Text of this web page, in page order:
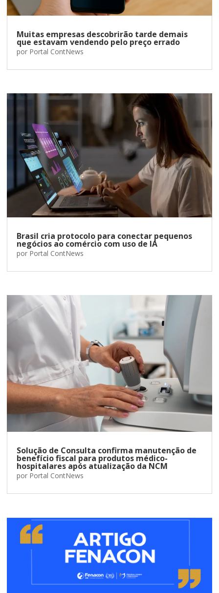
Muitas empresas descobrirão tarde demais
que estavam vendendo pelo preço errado
por Portal ContNews
Brasil cria protocolo para conectar pequenos
negócios ao comércio com uso de IA
por Portal ContNews
Solução de Consulta confirma manutenção de
benefício fiscal para produtos médico-
hospitalares após atualização da NCM
por Portal ContNews